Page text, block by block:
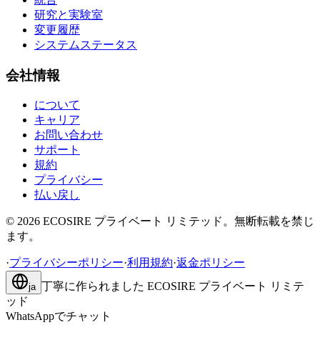
研究と実験室
変更履歴
システムステータス
会社情報
について
キャリア
お問い合わせ
サポート
規約
プライバシー
払い戻し
© 2026 ECOSIRE プライベート リミテッド。無断転載を禁じ
ます。
·プライバシーポリシー·利用規約·返金ポリシー
ja 丁寧に作られました ECOSIRE プライベート リミテ
ッド
WhatsAppでチャット